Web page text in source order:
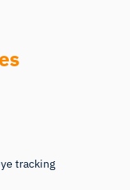
tracking